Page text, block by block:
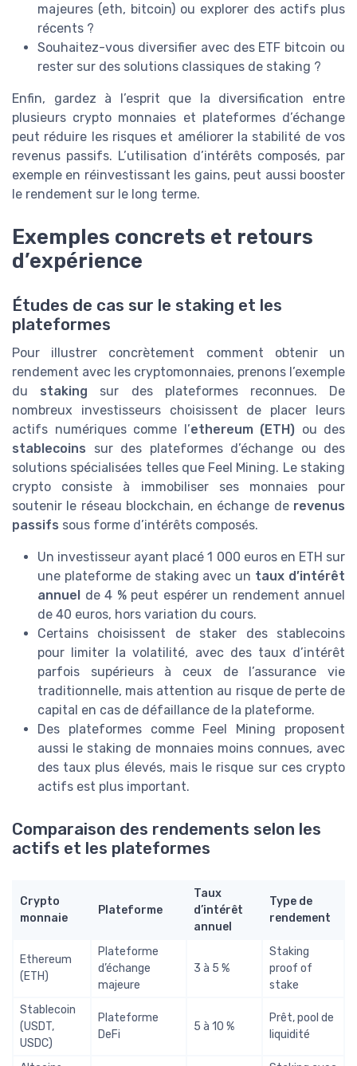
majeures (eth, bitcoin) ou explorer des actifs plus
récents ?
Souhaitez-vous diversifier avec des ETF bitcoin ou
rester sur des solutions classiques de staking ?
Enfin, gardez à l’esprit que la diversification entre
plusieurs crypto monnaies et plateformes d’échange
peut réduire les risques et améliorer la stabilité de vos
revenus passifs. L’utilisation d’intérêts composés, par
exemple en réinvestissant les gains, peut aussi booster
le rendement sur le long terme.
Exemples concrets et retours
d’expérience
Études de cas sur le staking et les
plateformes
Pour illustrer concrètement comment obtenir un
rendement avec les cryptomonnaies, prenons l’exemple
du staking sur des plateformes reconnues. De
nombreux investisseurs choisissent de placer leurs
actifs numériques comme l’ethereum (ETH) ou des
stablecoins sur des plateformes d’échange ou des
solutions spécialisées telles que Feel Mining. Le staking
crypto consiste à immobiliser ses monnaies pour
soutenir le réseau blockchain, en échange de revenus
passifs sous forme d’intérêts composés.
Un investisseur ayant placé 1 000 euros en ETH sur
une plateforme de staking avec un taux d’intérêt
annuel de 4 % peut espérer un rendement annuel
de 40 euros, hors variation du cours.
Certains choisissent de staker des stablecoins
pour limiter la volatilité, avec des taux d’intérêt
parfois supérieurs à ceux de l’assurance vie
traditionnelle, mais attention au risque de perte de
capital en cas de défaillance de la plateforme.
Des plateformes comme Feel Mining proposent
aussi le staking de monnaies moins connues, avec
des taux plus élevés, mais le risque sur ces crypto
actifs est plus important.
Comparaison des rendements selon les
actifs et les plateformes
Crypto
monnaie
Plateforme
Taux
d’intérêt
annuel
Type de
rendement
Ethereum
(ETH)
Plateforme
d’échange
majeure
3 à 5 %
Staking
proof of
stake
Stablecoin
(USDT,
USDC)
Plateforme
DeFi
5 à 10 %
Prêt, pool de
liquidité